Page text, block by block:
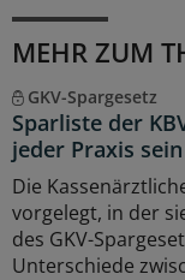
MEHR ZUM
GKV-Spargesetz
Sparliste der
jeder Praxis sein
Die
vorgelegt, in der
des GKV-
Unterschiede